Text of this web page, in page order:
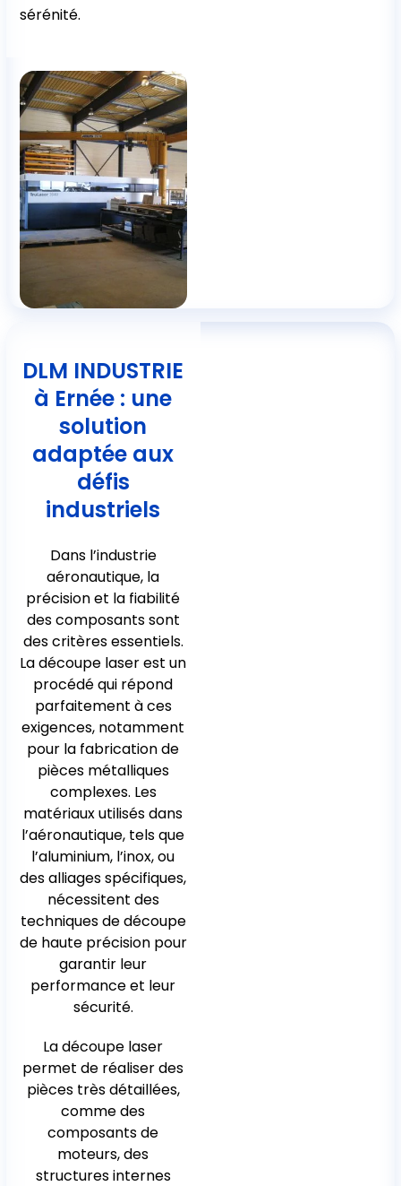
sérénité.
DLM INDUSTRIE
à Ernée : une
solution
adaptée aux
défis
industriels
Dans l’industrie
aéronautique, la
précision et la fiabilité
des composants sont
des critères essentiels.
La découpe laser est un
procédé qui répond
parfaitement à ces
exigences, notamment
pour la fabrication de
pièces métalliques
complexes. Les
matériaux utilisés dans
l’aéronautique, tels que
l’aluminium, l’inox, ou
des alliages spécifiques,
nécessitent des
techniques de découpe
de haute précision pour
garantir leur
performance et leur
sécurité.
La découpe laser
permet de réaliser des
pièces très détaillées,
comme des
composants de
moteurs, des
structures internes